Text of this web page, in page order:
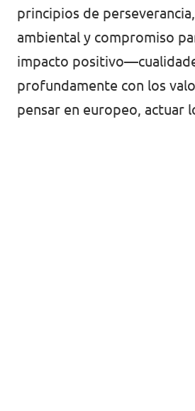
principios de
ambiental y compromiso
impacto
profundamente con los
pensar en europeo, actuar